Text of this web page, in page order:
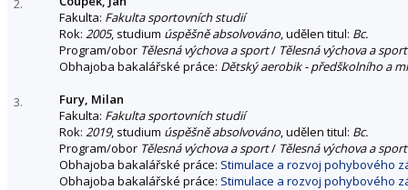
2.
Fakulta: Fakulta sportovních studií
Rok: 2005, studium úspěšně absolvováno, udělen titul: Bc.
Program/obor Tělesná výchova a sport/ Tělesná výchova a sport
Obhajoba bakalářské práce: Dětský aerobik - předškolního a
3.
Fury, Milan
Fakulta: Fakulta sportovních studií
Rok: 2019, studium úspěšně absolvováno, udělen titul: Bc.
Program/obor Tělesná výchova a sport/ Tělesná výchova a sport
Obhajoba bakalářské práce: Stimulace a rozvoj pohybového
Obhajoba bakalářské práce: Stimulace a rozvoj pohybového